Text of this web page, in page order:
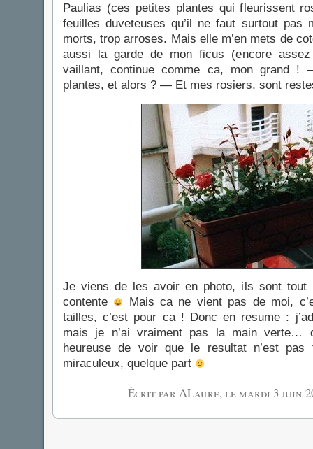
Paulias (ces petites plantes qui fleurissent
feuilles duveteuses qu’il ne faut surtout pas
morts, trop arroses. Mais elle m’en mets de
aussi la garde de mon ficus (encore
vaillant, continue comme ca, mon grand
plantes, et alors ? — Et mes rosiers, sont
Je viens de les avoir en photo, ils sont tout
contente
Mais ca ne vient pas de moi,
tailles, c’est pour ca ! Donc en resume :
mais je n’ai vraiment pas la main verte…
heureuse de voir que le resultat n’est pas
miraculeux, quelque part
Écrit par ALaure, lemardi 3 juin